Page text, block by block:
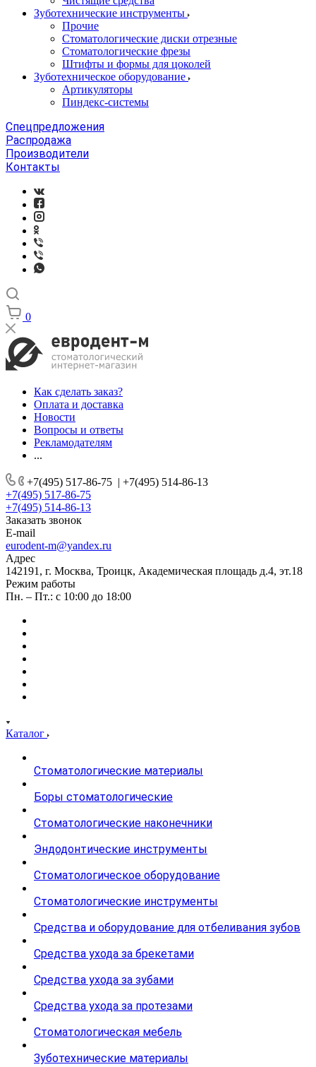
Зуботехнические инструменты
Прочие
Стоматологические диски отрезные
Стоматологические фрезы
Штифты и формы для цоколей
Зуботехническое оборудование
Артикуляторы
Пиндекс-системы
Спецпредложения
Распродажа
Производители
Контакты
0
Как сделать заказ?
Оплата и доставка
Новости
Вопросы и ответы
Рекламодателям
...
+7(495) 517-86-75 | +7(495) 514-86-13
+7(495) 517-86-75
+7(495) 514-86-13
Заказать звонок
E-mail
eurodent-m@yandex.ru
Адрес
142191, г. Москва, Троицк, Академическая площадь д.4, эт.18
Режим работы
Пн. – Пт.: с 10:00 до 18:00
Каталог
Стоматологические материалы
Боры стоматологические
Стоматологические наконечники
Эндодонтические инструменты
Стоматологическое оборудование
Стоматологические инструменты
Средства и оборудование для отбеливания зубов
Средства ухода за брекетами
Средства ухода за зубами
Средства ухода за протезами
Стоматологическая мебель
Зуботехнические материалы